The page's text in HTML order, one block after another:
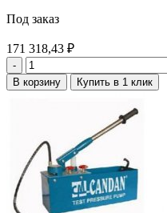
Под заказ
171 318,43 ₽
-
В корзину Купить в 1 клик